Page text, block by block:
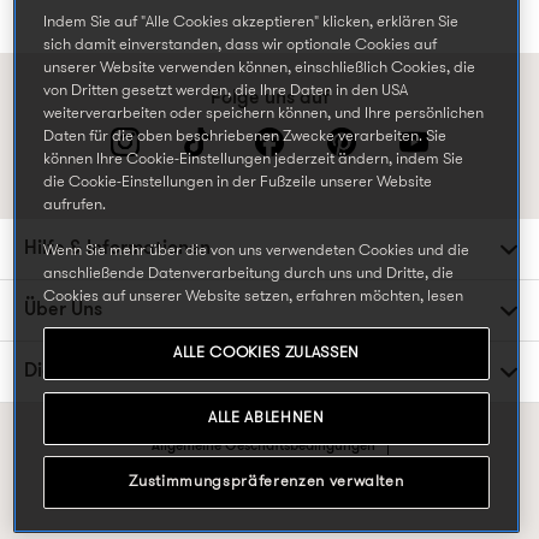
Folge uns auf
Hilfe & Informationen
Über Uns
Die TK Maxx Familie
Allgemeine Geschäftsbedingungen
* Bezogen auf den UVP.
Indem Sie auf "Alle Cookies akzeptieren" klicken, erklären Sie
sich damit einverstanden, dass wir optionale Cookies auf
unserer Website verwenden können, einschließlich Cookies, die
von Dritten gesetzt werden, die Ihre Daten in den USA
weiterverarbeiten oder speichern können, und Ihre persönlichen
Daten für die oben beschriebenen Zwecke verarbeiten. Sie
können Ihre Cookie-Einstellungen jederzeit ändern, indem Sie
die Cookie-Einstellungen in der Fußzeile unserer Website
aufrufen.
Wenn Sie mehr über die von uns verwendeten Cookies und die
anschließende Datenverarbeitung durch uns und Dritte, die
Cookies auf unserer Website setzen, erfahren möchten, lesen
Sie bitte unsere
ALLE COOKIES ZULASSEN
ALLE ABLEHNEN
Zustimmungspräferenzen verwalten